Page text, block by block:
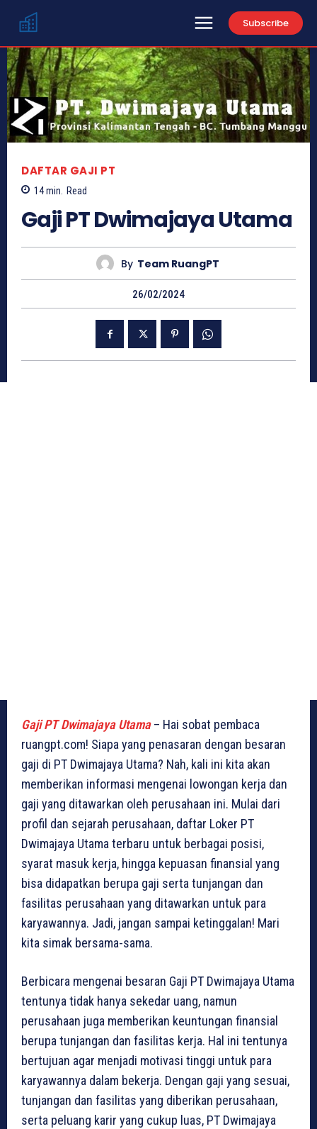
Subscribe
DAFTAR GAJI PT
14min. Read
Gaji PT Dwimajaya Utama
By Team RuangPT
26/02/2024
Gaji PT Dwimajaya Utama– Hai sobat pembaca
ruangpt.com! Siapa yang penasaran dengan besaran
gaji di PT Dwimajaya Utama? Nah, kali ini kita akan
memberikan informasi mengenai lowongan kerja dan
gaji yang ditawarkan oleh perusahaan ini. Mulai dari
profil dan sejarah perusahaan, daftar Loker PT
Dwimajaya Utama terbaru untuk berbagai posisi,
syarat masuk kerja, hingga kepuasan finansial yang
bisa didapatkan berupa gaji serta tunjangan dan
fasilitas perusahaan yang ditawarkan untuk para
karyawannya. Jadi, jangan sampai ketinggalan! Mari
kita simak bersama-sama.
Berbicara mengenai besaran Gaji PT Dwimajaya Utama
tentunya tidak hanya sekedar uang, namun
perusahaan juga memberikan keuntungan finansial
berupa tunjangan dan fasilitas kerja. Hal ini tentunya
bertujuan agar menjadi motivasi tinggi untuk para
karyawannya dalam bekerja. Dengan gaji yang sesuai,
tunjangan dan fasilitas yang diberikan perusahaan,
serta peluang karir yang cukup luas, PT Dwimajaya